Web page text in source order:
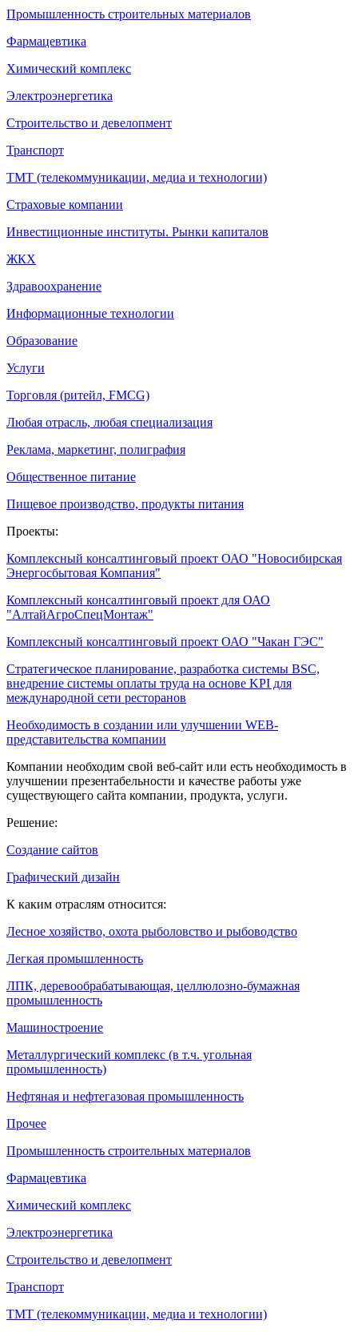
Промышленность строительных материалов
Фармацевтика
Химический комплекс
Электроэнергетика
Строительство и девелопмент
Транспорт
ТМТ (телекоммуникации, медиа и технологии)
Страховые компании
Инвестиционные институты. Рынки капиталов
ЖКХ
Здравоохранение
Информационные технологии
Образование
Услуги
Торговля (ритейл, FMCG)
Любая отрасль, любая специализация
Реклама, маркетинг, полиграфия
Общественное питание
Пищевое производство, продукты питания
Проекты:
Комплексный консалтинговый проект ОАО "Новосибирская
Энергосбытовая Компания"
Комплексный консалтинговый проект для ОАО
"АлтайАгроСпецМонтаж"
Комплексный консалтинговый проект ОАО "Чакан ГЭС"
Стратегическое планирование, разработка системы BSC,
внедрение системы оплаты труда на основе KPI для
международной сети ресторанов
Необходимость в создании или улучшении WEB-
представительства компании
Компании необходим свой веб-сайт или есть необходимость в
улучшении презентабельности и качестве работы уже
существующего сайта компании, продукта, услуги.
Решение:
Создание сайтов
Графический дизайн
К каким отраслям относится:
Лесное хозяйство, охота рыболовство и рыбоводство
Легкая промышленность
ЛПК, деревообрабатывающая, целлюлозно-бумажная
промышленность
Машиностроение
Металлургический комплекс (в т.ч. угольная
промышленность)
Нефтяная и нефтегазовая промышленность
Прочее
Промышленность строительных материалов
Фармацевтика
Химический комплекс
Электроэнергетика
Строительство и девелопмент
Транспорт
ТМТ (телекоммуникации, медиа и технологии)